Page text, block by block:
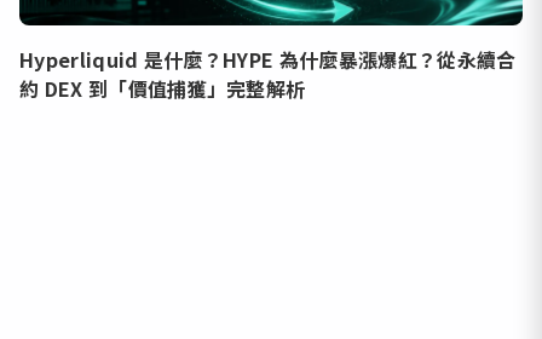
Hyperliquid 是什麼？HYPE 為什麼暴漲爆紅？從永續合
約 DEX 到「價值捕獲」完整解析